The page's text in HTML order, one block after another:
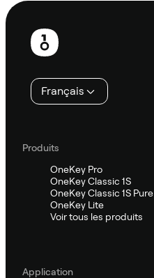
Pied
page
Français
Produits
OneKey Pro
OneKey Classic 1S
OneKey Classic 1S Pure
OneKey Lite
Voir tous les produits
Application